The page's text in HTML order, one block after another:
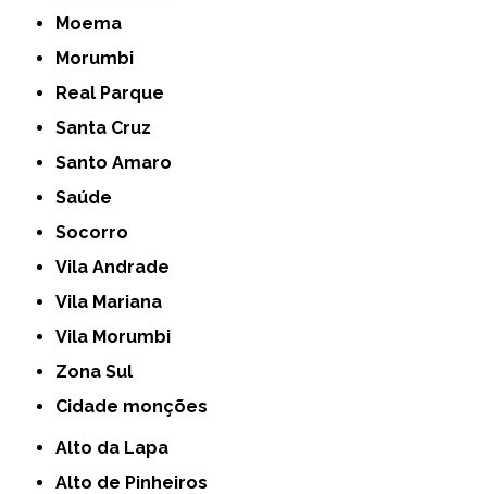
Moema
Morumbi
Real Parque
Santa Cruz
Santo Amaro
Saúde
Socorro
Vila Andrade
Vila Mariana
Vila Morumbi
Zona Sul
cidade monções
Alto da Lapa
Alto de Pinheiros